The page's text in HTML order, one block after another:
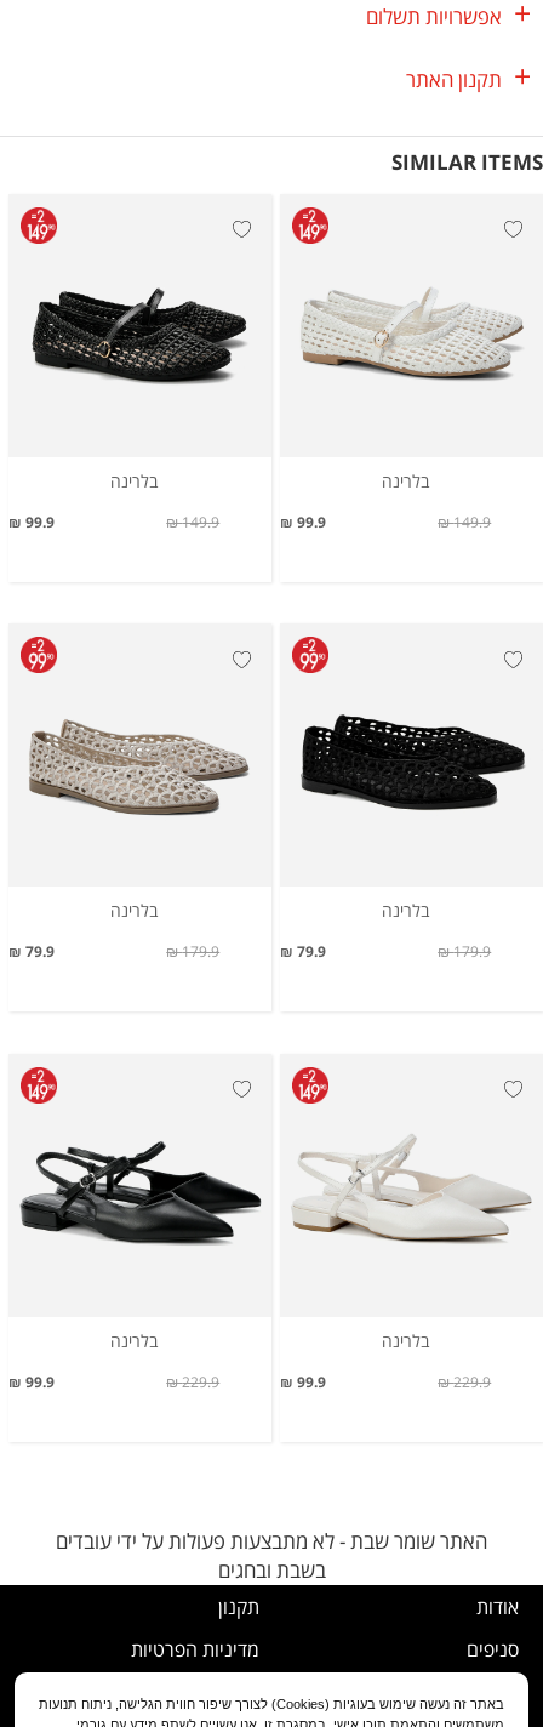
אפשרויות תשלום
תקנון האתר
SIMILAR ITEMS
בלרינה
99.9 ₪ 149.9 ₪
בלרינה
99.9 ₪ 149.9 ₪
בלרינה
79.9 ₪ 179.9 ₪
בלרינה
79.9 ₪ 179.9 ₪
בלרינה
99.9 ₪ 229.9 ₪
בלרינה
99.9 ₪ 229.9 ₪
האתר שומר שבת - לא מתבצעות פעולות על ידי עובדים
בשבת ובחגים
אודות
סניפים
תקנון
מדיניות הפרטיות
נוהל ביטול עסקה
באתר זה נעשה שימוש בעוגיות (Cookies) לצורך שיפור חווית הגלישה, ניתוח תנועות